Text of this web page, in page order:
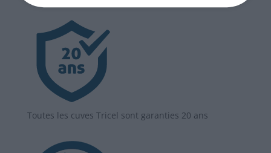
Toutes les cuves Tricel sont garanties 20 ans